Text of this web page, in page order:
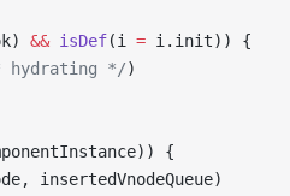
&& isDef(i = i.init)) {
hydrating */)
{
insertedVnodeQueue)